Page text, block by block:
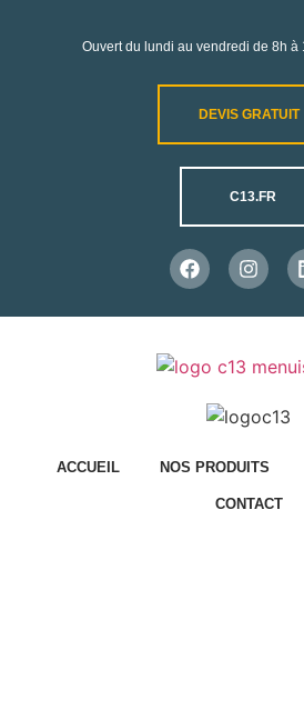
Ouvert du lundi au vendredi de 8h à
DEVIS GRATUIT
C13.FR
ACCUEIL NOS PRODUITS
CONTACT